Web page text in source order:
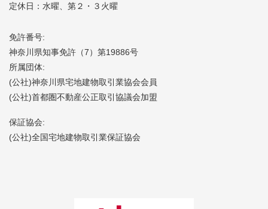
定休日：水曜、第２・３火曜
免許番号:
神奈川県知事免許（7）第19886号
所属団体:
(公社)神奈川県宅地建物取引業協会会員
(公社)首都圏不動産公正取引協議会加盟
保証協会:
(公社)全国宅地建物取引業保証協会